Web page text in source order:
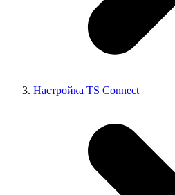
Настройка TS Connect